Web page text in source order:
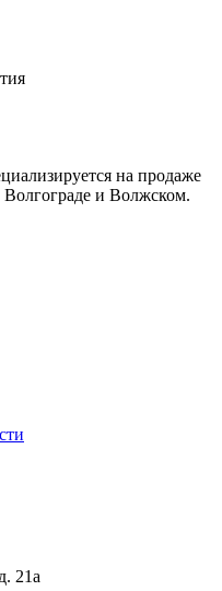
на продаже
Волгограде и Волжском.
21а